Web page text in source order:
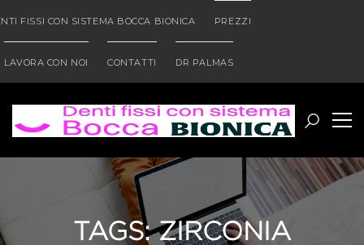
FISSI CON SISTEMA BOCCA BIONICA PREZZI
LAVORA CON NOI CONTATTI DR PALMAS
TAGS: ZIRCONIA